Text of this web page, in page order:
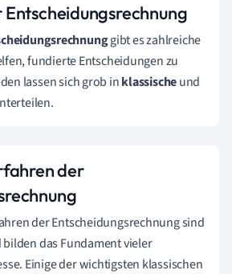
gibt es zahlreiche
fundierte Entscheidungen zu
lassen sich grob inklassischeund
der
der Entscheidungsrechnung sind
das Fundament vieler
Einige der wichtigsten klassischen